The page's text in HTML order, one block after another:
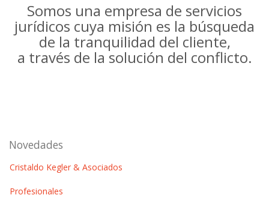
Somos una empresa de servicios
jurídicos cuya misión es la búsqueda
de la tranquilidad del cliente,
a través de la solución del conflicto.
Novedades
Cristaldo Kegler & Asociados
Profesionales